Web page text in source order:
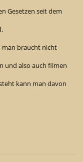
Gesetzen seit dem
man braucht nicht
und also auch filmen
kann man davon